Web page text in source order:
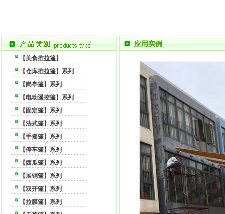
【美食推拉篷】
【仓库推拉篷】系列
【岗亭篷】系列
【电动遥控篷】系列
【固定篷】系列
【法式篷】系列
【手摇篷】系列
【停车篷】系列
【西瓜篷】系列
【展销篷】系列
【双开篷】系列
【拉膜篷】系列
应用实例